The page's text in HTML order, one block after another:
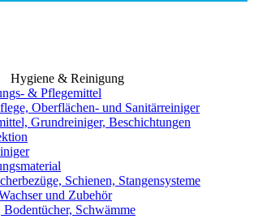
Hygiene & Reinigung
& Pflegemittel
Oberflächen- und Sanitärreiniger
Grundreiniger, Beschichtungen
Schienen, Stangensysteme
und Zubehör
Bodentücher, Schwämme